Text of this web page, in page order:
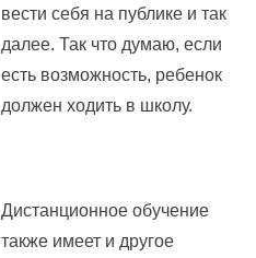
вести себя на публике и так
далее. Так что думаю, если
есть возможность, ребенок
должен ходить в школу.
Дистанционное обучение
также имеет и другое